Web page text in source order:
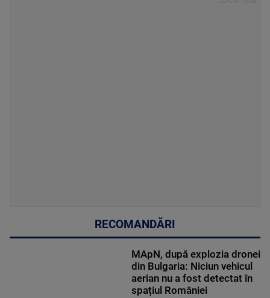
RECOMANDĂRI
MApN, după explozia dronei
din Bulgaria: Niciun vehicul
aerian nu a fost detectat în
spațiul României